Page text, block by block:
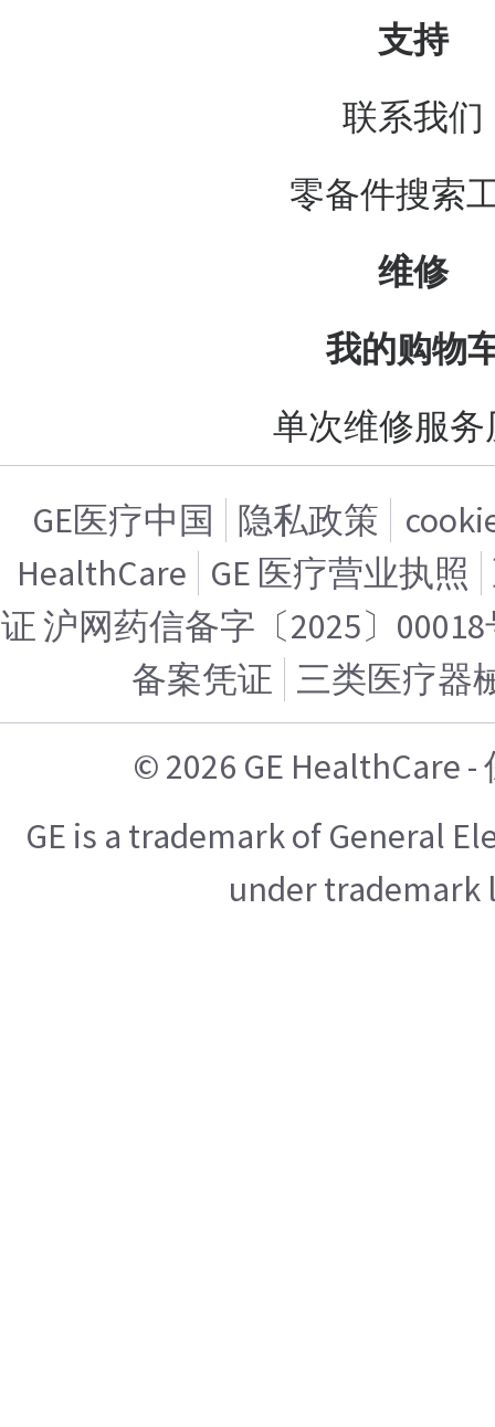
支持
联系我们
零备件搜索
维修
我的购物
单次维修服务
GE医疗中国 隐私政策
HealthCare GE 医疗营业执照
证 沪网药信备字〔2025〕
备案凭证 三类医疗器
© 2026 GE HealthCare
GE is a trademark of General
under trademark